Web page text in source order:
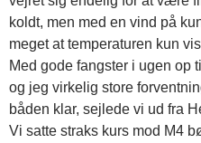
koldt, men med en vind på
meget at temperaturen kun
Med gode fangster i ugen op
og jeg virkelig store
båden klar, sejlede vi ud fra
Vi satte straks kurs mod M4